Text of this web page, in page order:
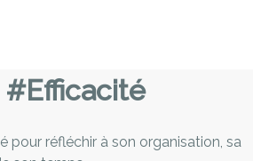
#Efficacité
pour réfléchir à son organisation, sa